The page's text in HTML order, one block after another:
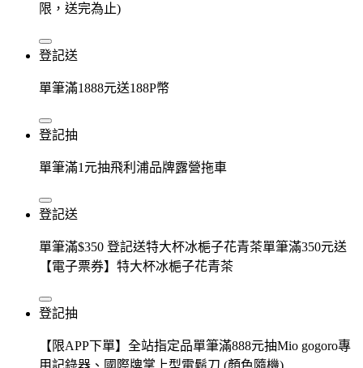
限，送完為止)
登記送
單筆滿1888元送188P幣
登記抽
單筆滿1元抽飛利浦品牌露營拖車
登記送
單筆滿$350 登記送特大杯冰梔子花青茶單筆滿350元送
【電子票券】特大杯冰梔子花青茶
登記抽
【限APP下單】全站指定品單筆滿888元抽Mio gogoro專
用記錄器、國際牌掌上型電鬍刀 (顏色隨機)